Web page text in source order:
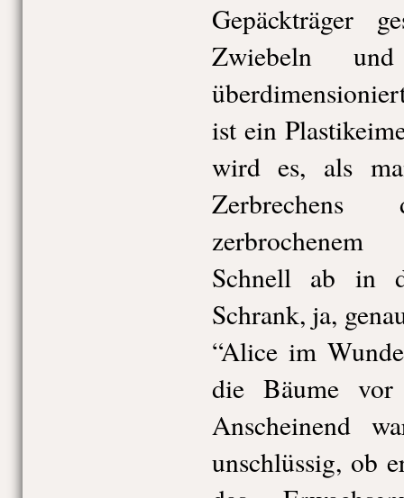
Gepäckträger
Zwiebeln
ist ein
wird es, als
Schnell ab in
Schrank, ja,
“Alice im
die Bäume vor
Anscheinend
unschlüssig, ob